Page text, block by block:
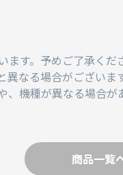
す。予めご了承くだ
なる場合がございます
機種が異なる場合
商品一覧